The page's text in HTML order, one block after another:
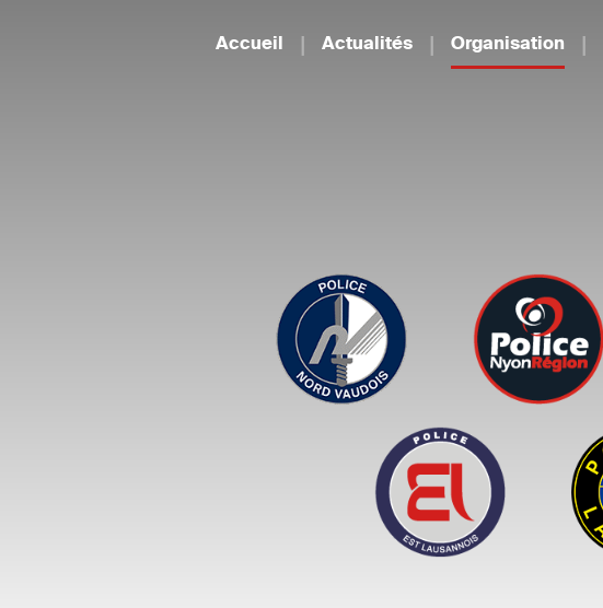
Accueil Actualités Organisation